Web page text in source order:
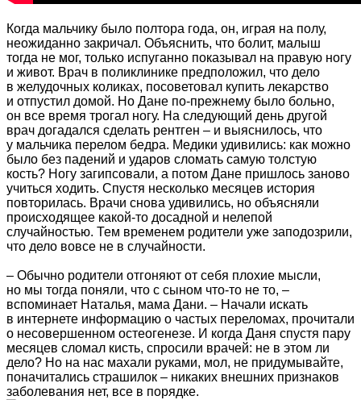
Когда мальчику было полтора года, он, играя на полу,
неожиданно закричал. Объяснить, что болит, малыш
тогда не мог, только испуганно показывал на правую ногу
и живот. Врач в поликлинике предположил, что дело
в желудочных коликах, посоветовал купить лекарство
и отпустил домой. Но Дане по-прежнему было больно,
он все время трогал ногу. На следующий день другой
врач догадался сделать рентген – и выяснилось, что
у мальчика перелом бедра. Медики удивились: как можно
было без падений и ударов сломать самую толстую
кость? Ногу загипсовали, а потом Дане пришлось заново
учиться ходить. Спустя несколько месяцев история
повторилась. Врачи снова удивились, но объясняли
происходящее какой-то досадной и нелепой
случайностью. Тем временем родители уже заподозрили,
что дело вовсе не в случайности.
– Обычно родители отгоняют от себя плохие мысли,
но мы тогда поняли, что с сыном что-то не то, –
вспоминает Наталья, мама Дани. – Начали искать
в интернете информацию о частых переломах, прочитали
о несовершенном остеогенезе. И когда Даня спустя пару
месяцев сломал кисть, спросили врачей: не в этом ли
дело? Но на нас махали руками, мол, не придумывайте,
поначитались страшилок – никаких внешних признаков
заболевания нет, все в порядке.